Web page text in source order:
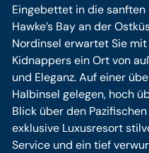
Eingebettet in die
Hawke’s Bay an der
Nordinsel erwartet Sie
Kidnappers ein Ort von
und Eleganz. Auf einer
Halbinsel gelegen, hoch
Blick über den
exklusive Luxusresort
Service und ein tief